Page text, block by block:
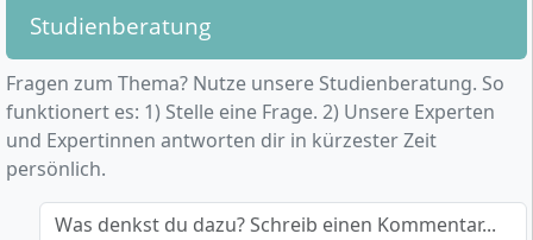
Studienberatung
Fragen zum Thema? Nutze unsere Studienberatung. So
funktionert es: 1) Stelle eine Frage. 2) Unsere Experten
und Expertinnen antworten dir in kürzester Zeit
persönlich.
Was denkst du dazu? Schreib einen Kommentar...